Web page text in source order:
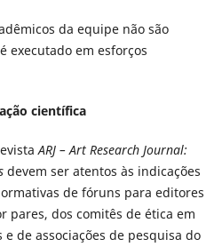
da equipe não são
executado em esforços
científica
ARJ – Art Research Journal:
devem ser atentos às indicações
de fóruns para editores
pares, dos comitês de ética em
de associações de pesquisa do